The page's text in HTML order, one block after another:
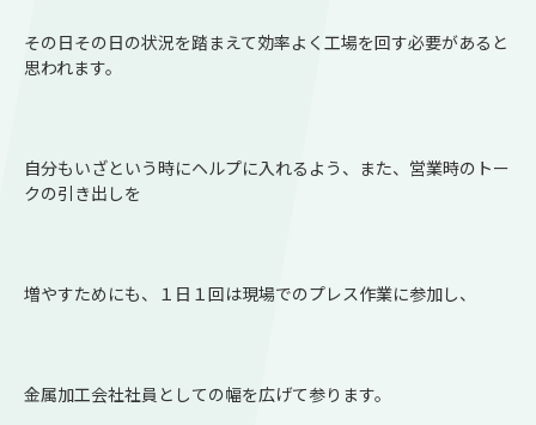
その日その日の状況を踏まえて効率よく工場を回す必要があると
思われます。
自分もいざという時にヘルプに入れるよう、また、営業時のトー
クの引き出しを
増やすためにも、１日１回は現場でのプレス作業に参加し、
金属加工会社社員としての幅を広げて参ります。